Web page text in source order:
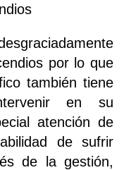
por lo que
también tiene
en su
atención de
de sufrir
de la gestión,